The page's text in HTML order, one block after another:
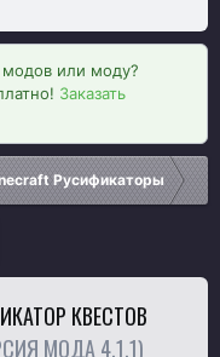
или моду?
Заказать
Русификаторы
КВЕСТОВ
МОДА 4.1.1)